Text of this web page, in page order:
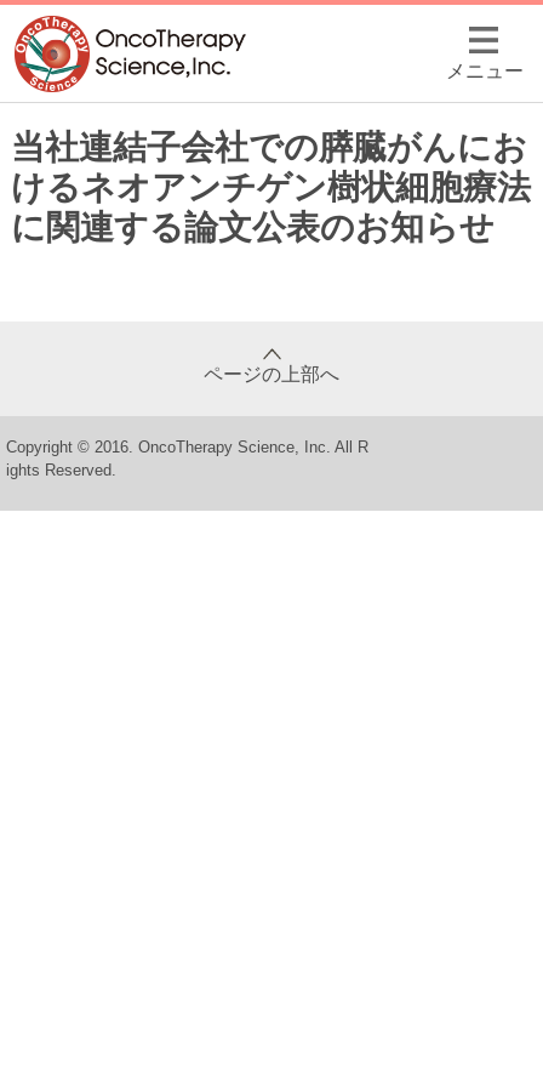
メニュー
当社連結子会社での膵臓がんにお
けるネオアンチゲン樹状細胞療法
に関連する論文公表のお知らせ
ページの上部へ
Copyright © 2016. OncoTherapy Science, Inc. All R
ights Reserved.